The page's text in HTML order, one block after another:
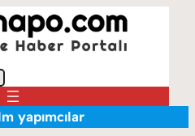
yapımcılar